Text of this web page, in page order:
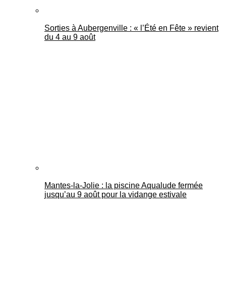
Sorties à Aubergenville : « l’Été en Fête » revient
du 4 au 9 août
Mantes-la-Jolie : la piscine Aqualude fermée
jusqu’au 9 août pour la vidange estivale